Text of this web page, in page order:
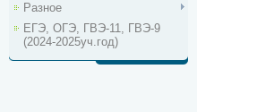
Разное
ЕГЭ, ОГЭ, ГВЭ-11, ГВЭ-9
(2024-2025уч.год)